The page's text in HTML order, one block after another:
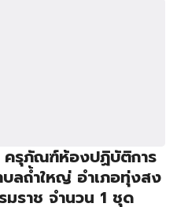
ครุภัณฑ์ห้องปฏิบัติการ
ลถ้ำใหญ่ อำเภอทุ่งสง
ราช จำนวน 1 ชุด